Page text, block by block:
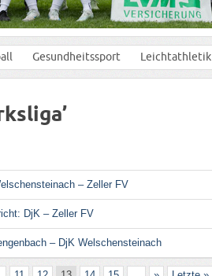
Gesundheitssport Leichtathletik
– Zeller FV
DjK – Zeller FV
– DjK Welschensteinach